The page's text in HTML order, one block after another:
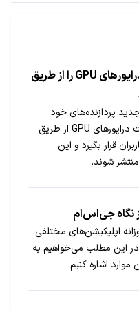
کوآلکام به‌زودی آپدیت درایورهای GPU را از طریق
پردازنده‌های خود
امکانی را فراهم کند تا آپدیت درایورهای GPU از طریق
قرار بگیرد و این
شوند.
اپلیکیشن‌های مختلفی
این مطلب می‌خواهیم به
موارد اشاره کنیم.